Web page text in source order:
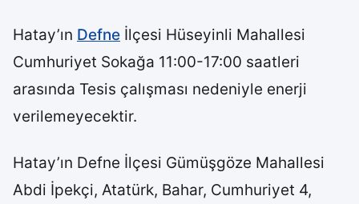
Hatay’ın Defne İlçesi Hüseyinli Mahallesi
Cumhuriyet Sokağa 11:00-17:00 saatleri
arasında Tesis çalışması nedeniyle enerji
verilemeyecektir.
Hatay’ın Defne İlçesi Gümüşgöze Mahallesi
Abdi İpekçi, Atatürk, Bahar, Cumhuriyet 4,